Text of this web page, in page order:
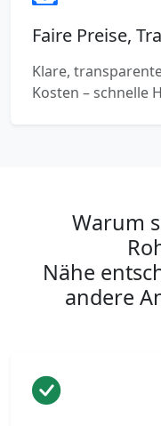
Faire Preise,
Klare,
Kosten – schnelle
Warum
Nähe
andere